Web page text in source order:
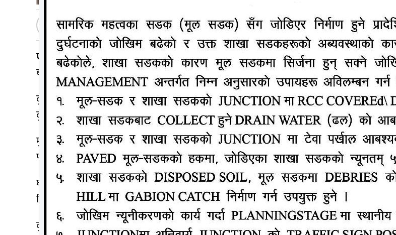
मधेशटप२०७९ पुष २५, सोमबार ०९:४८
एजेन्सी ।सेनेगलको मध्य काफ्रीन क्षेत्रको एक सडकमा दुईवटा बस एक आपसमा ठोक्किँदा ३९ जनाको
बढी घाइते भएका छन्। राष्ट्रपति म्याकी सालले आइतबार उक्त जानकारी दिएका हुन्।
दुर्घटनापछि रगतले लतपतिएका सिट, व्यक्तिगत सामानहरू र जुत्ता तथा चप्पल यत्रतत्र छरिएका
दुर्घटनाहरू सामान्य छन।
मुख्यतया चालकको त्रुटि, खराब सडक र जीर्ण सवारी साधनहरूको कारणले बारम्बार दुर्घटना हुने
पछिल्लो एउटै घटनामा धेरै मानिसको ज्यान गुमेको छ।
घाइतेहरुको स्थानीय अस्पतालमा उपचार भइरहेको छ। घाइतेमध्ये केहीको अवस्था गम्भीर रहेकाले
विवरणहरुमा जनाइएको छ।
दुर्घटनाबारे प्रहरीले अनुसन्धान सुरु गरेको छ।